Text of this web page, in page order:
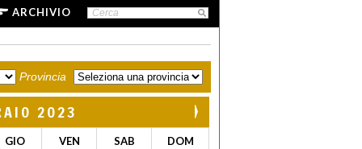
ARCHIVIO
Provincia
2023
GIO VEN SAB DOM